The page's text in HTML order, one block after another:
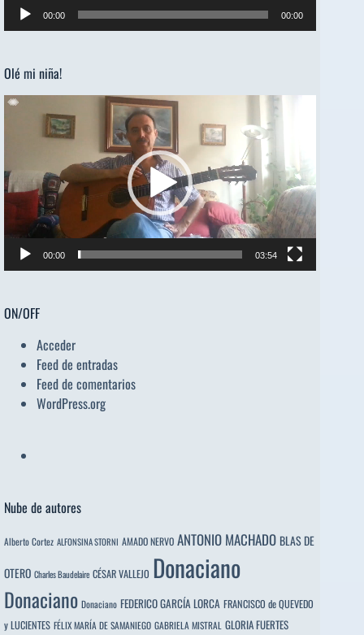
Reproductor
de
00:00 00:00
Olé mi niña!
Reproductor
00:00 03:54
ON/OFF
Acceder
Feed de entradas
Feed de comentarios
WordPress.org
Nube de autores
Alberto Cortez ALFONSINA STORNI AMADO NERVO ANTONIO MACHADO BLAS DE
OTERO Charles Baudelaire CÉSAR VALLEJO Donaciano
Donaciano Donaciano FEDERICO GARCÍA LORCA FRANCISCO de QUEVEDO
y LUCIENTES FÉLIX MARÍA DE SAMANIEGO GABRIELA MISTRAL GLORIA FUERTES